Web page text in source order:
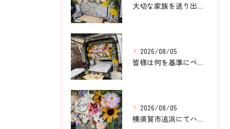
大切な家族を送り出すお手伝いをしました。
2026/08/05
皆様は何を基準にペット葬儀社を選びますか？
2026/08/05
横須賀市追浜にてハムスターのみかんちゃんのペット火葬のお手伝...